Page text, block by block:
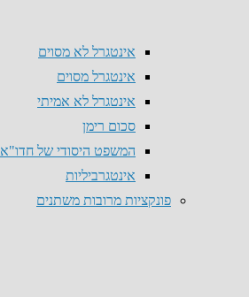
אינטגרל לא מסוים
אינטגרל מסוים
אינטגרל לא אמיתי
סכום רימן
המשפט היסודי של חדו"א
אינטגרביליות
פונקציות מרובות משתנים